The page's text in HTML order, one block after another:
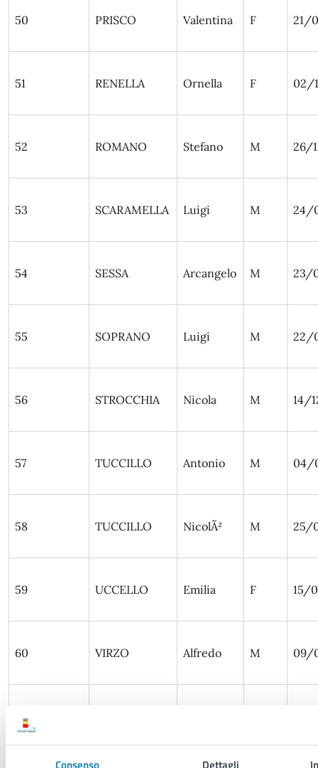
Consenso Dettagli
50 PRISCO Valentina F 21/
51 RENELLA Ornella F 02/
52 ROMANO Stefano M 26/
53 SCARAMELLA Luigi M 24/
54 SESSA Arcangelo M 23/
55 SOPRANO Luigi M 22/
56 STROCCHIA Nicola M 14/
57 TUCCILLO Antonio M 04/
58 TUCCILLO NicolÃ² M 25/
59 UCCELLO Emilia F 15/
60 VIRZO Alfredo M 09/
61